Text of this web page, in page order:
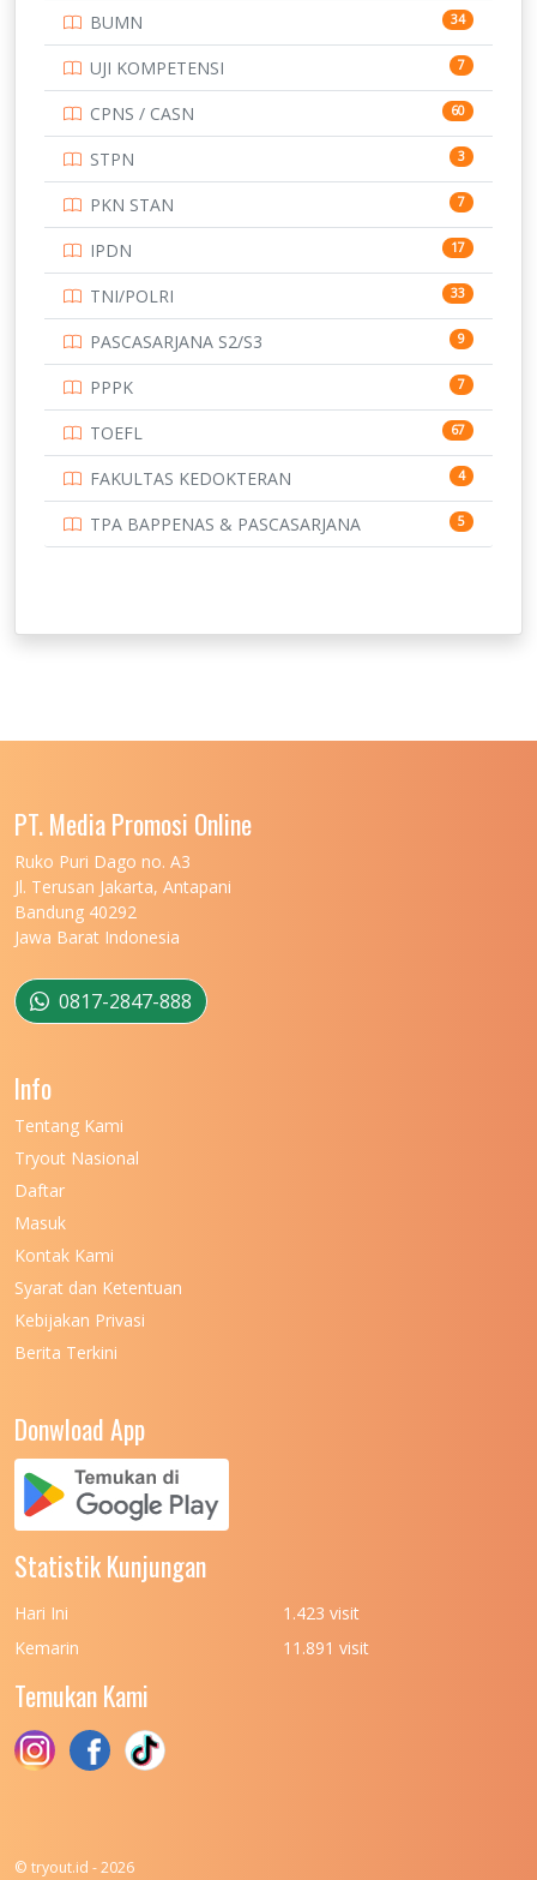
345
UNIVERSITAS AIRLANGGA 15
16
15
15
14
14
UNIVERSITAS CENDRAWASIH 14
15
219
11
159
UNIVERSITAS JEMBER
UNIVERSITAS MALIKUSSALEH
UNIVERSITAS MARITIM RAJA ALI HAJI
UNIVERSITAS MATARAM
UNIVERSITAS MULAWARMAN
UNIVERSITAS MUSAMUS
UNIVERSITAS NEGERI KHAIRUN
UNIVERSITAS NEGERI MANADO
UNIVERSITAS NEGERI MEDAN
UNIVERSITAS NEGERI PADANG
UNIVERSITAS NUSA CENDANA
UNIVERSITAS PADJADJARAN
UNIVERSITAS PATTIMURA
(UPN) VETERAN JAKARTA
UNIVERSITAS PEMBANGUNAN NASIONAL
(UPN) VETERAN JAWA TIMUR
UNIVERSITAS PEMBANGUNAN NASIONAL
BUMN 34
UJI KOMPETENSI 7
CPNS / CASN 60
STPN 3
PKN STAN 7
IPDN 17
TNI/POLRI 33
PASCASARJANA S2/S3 9
PPPK 7
TOEFL 67
FAKULTAS KEDOKTERAN 4
TPA BAPPENAS & PASCASARJANA 5
PT. Media Promosi Online
Ruko Puri Dago no. A3
Jl. Terusan Jakarta, Antapani
Bandung 40292
Jawa Barat Indonesia
0817-2847-888
Info
Tentang Kami
Tryout Nasional
Daftar
Masuk
Kontak Kami
Syarat dan Ketentuan
Kebijakan Privasi
Berita Terkini
Donwload App
Statistik Kunjungan
Hari Ini
1.423 visit
Kemarin
11.891 visit
Temukan Kami
© tryout.id - 2026